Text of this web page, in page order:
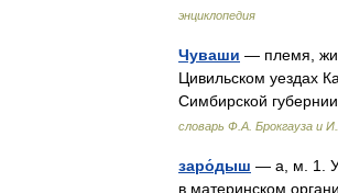
энциклопедия
Чуваши — племя,
Цивильском уездах
Симбирской
словарь Ф.А. Брокгауза и
заро́дыш — а, м. 1. У
в материнском